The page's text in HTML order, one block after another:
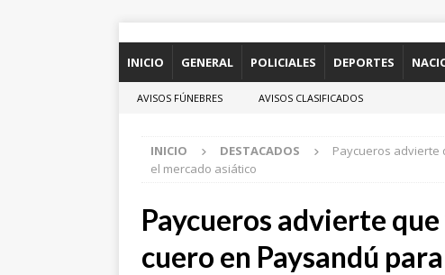
INICIO GENERAL POLICIALES DEPORTES
AVISOS FÚNEBRES AVISOS CLASIFICADOS
INICIO DESTACADOS
Paycueros advierte
el mercado asiático
Paycueros advierte
cuero en Paysandú